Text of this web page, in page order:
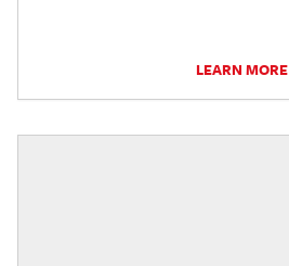
LEARN MORE